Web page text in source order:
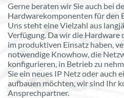
Gerne beraten wir Sie auch bei
Hardwarekomponenten für den
Uns steht eine Vielzahl aus
Verfügung. Da wir die Hardware
im produktiven Einsatz haben,
notwendige Knowhow, die
konfigurieren, in Betrieb zu
Sie ein neues IP Netz oder
aufbauen möchten, wir sind Ihr
Ansprechpartner.